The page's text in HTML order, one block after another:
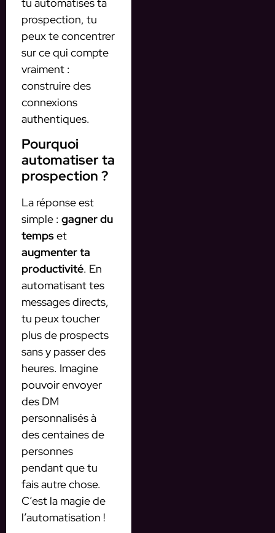
tu automatises ta
prospection, tu
peux te concentrer
sur ce qui compte
vraiment :
construire des
connexions
authentiques.
Pourquoi
automatiser ta
prospection ?
La réponse est
simple : gagner du
tempset
augmenter ta
productivité. En
automatisant tes
messages directs,
tu peux toucher
plus de prospects
sans y passer des
heures. Imagine
pouvoir envoyer
des DM
personnalisés à
des centaines de
personnes
pendant que tu
fais autre chose.
C’est la magie de
l’automatisation !